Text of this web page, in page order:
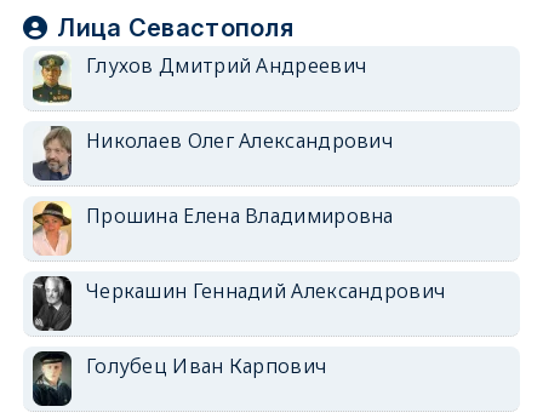
Лица Севастополя
Глухов Дмитрий Андреевич
Николаев Олег Александрович
Прошина Елена Владимировна
Черкашин Геннадий Александрович
Голубец Иван Карпович